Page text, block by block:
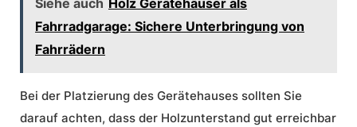
Siehe auch Holz Gerätehäuser als
Fahrradgarage: Sichere Unterbringung von
Fahrrädern
Bei der Platzierung des Gerätehauses sollten Sie
darauf achten, dass der Holzunterstand gut erreichbar